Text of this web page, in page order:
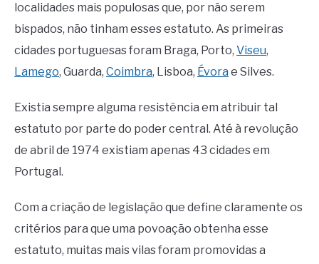
localidades mais populosas que, por não serem
bispados, não tinham esses estatuto. As primeiras
cidades portuguesas foram Braga, Porto, Viseu,
Lamego, Guarda, Coimbra, Lisboa, Évora e Silves.
Existia sempre alguma resistência em atribuir tal
estatuto por parte do poder central. Até à revolução
de abril de 1974 existiam apenas 43 cidades em
Portugal.
Com a criação de legislação que define claramente os
critérios para que uma povoação obtenha esse
estatuto, muitas mais vilas foram promovidas a